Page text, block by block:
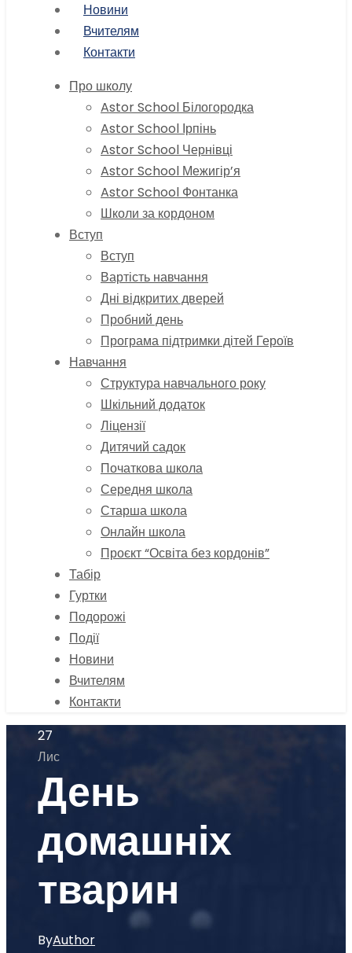
Новини
Вчителям
Контакти
Про школу
Astor School Білогородка
Astor School Ірпінь
Astor School Чернівці
Astor School Межигір’я
Astor School Фонтанка
Школи за кордоном
Вступ
Вступ
Вартість навчання
Дні відкритих дверей
Пробний день
Програма підтримки дітей Героїв
Навчання
Структура навчального року
Шкільний додаток
Ліцензії
Дитячий садок
Початкова школа
Середня школа
Старша школа
Онлайн школа
Проєкт “Освіта без кордонів”
Табір
Гуртки
Подорожі
Події
Новини
Вчителям
Контакти
27
Лис
День
домашніх
тварин
ByAuthor